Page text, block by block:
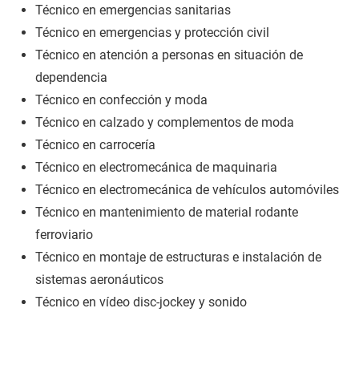
Técnico en emergencias sanitarias
Técnico en emergencias y protección civil
Técnico en atención a personas en situación de
dependencia
Técnico en confección y moda
Técnico en calzado y complementos de moda
Técnico en carrocería
Técnico en electromecánica de maquinaria
Técnico en electromecánica de vehículos automóviles
Técnico en mantenimiento de material rodante
ferroviario
Técnico en montaje de estructuras e instalación de
sistemas aeronáuticos
Técnico en vídeo disc-jockey y sonido